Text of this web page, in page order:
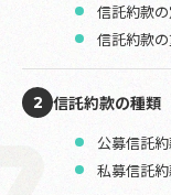
信託約款
信託約款
2 信託約款の種類
公募信託
私募信託